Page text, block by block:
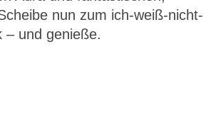
nun zum ich-weiß-nicht-
– und genieße.